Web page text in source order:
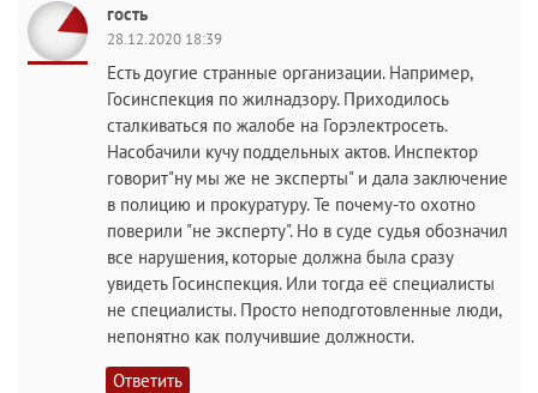
гость
28.12.2020 18:39
Есть доугие странные организации. Например,
Госинспекция по жилнадзору. Приходилось
сталкиваться по жалобе на Горэлектросеть.
Насобачили кучу поддельных актов. Инспектор
говорит"ну мы же не эксперты" и дала заключение
в полицию и прокуратуру. Те почему-то охотно
поверили "не эксперту". Но в суде судья обозначил
все нарушения, которые должна была сразу
увидеть Госинспекция. Или тогда её специалисты
не специалисты. Просто неподготовленные люди,
непонятно как получившие должности.
Ответить